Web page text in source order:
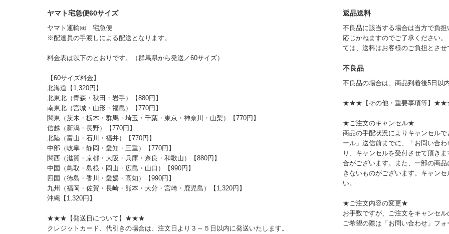
ヤマト宅急便60サイズ
ヤマト運輸㈱ 宅急便
※配達員の手渡しによる配送となります。
料金表は以下のとおりです。（群馬県から発送／60サイズ）
【60サイズ料金】
北海道【1,320円】
北東北（青森・秋田・岩手）【880円】
南東北（宮城・山形・福島）【770円】
関東（茨木・栃木・群馬・埼玉・千葉・東京・神奈川・山梨）【770円】
信越（新潟・長野）【770円】
北陸（富山・石川・福井）【770円】
中部（岐阜・静岡・愛知・三重）【770円】
関西（滋賀・京都・大阪・兵庫・奈良・和歌山）【880円】
中国（鳥取・島根・岡山・広島・山口）【990円】
四国（徳島・香川・愛媛・高知）【990円】
九州（福岡・佐賀・長崎・熊本・大分・宮崎・鹿児島）【1,320円】
沖縄【1,320円】
★★★【発送日について】★★★
クレジットカード、代引きの場合は、注文日より３～５日以内に発送いたします。
返品送料
不良品に該当する場合は当方で負
応じかねますのでご了承ください
ては、送料はお客様のご負担とさせ
不良品
不良品の場合は、商品到着後5日以
★★★【その他・重要事項等】
★ご注文のキャンセル★
商品の手配状況によりキャンセル
ール」送信前までに、「お問い合
り、キャンセルを受付させて頂き
合がございます。また、一部の商
きないものがございます。キャン
い。
★ご注文内容の変更★
お手数ですが、ご注文をキャンセ
ご希望の際は「お問い合わせ」フォ